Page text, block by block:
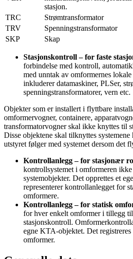
stasjon.
TRC
Strømtransformator
TRV
Spenningstransformator
SKP
Skap
Stasjonskontroll – for faste
forbindelse med kontroll,
med unntak av omformernes
inkluderer datamaskiner, PLSer,
spenningstransformatorer, vern etc.
Objekter som er installert i flyttbare
omformervogner, containere,
transformatorvogner skal ikke knyttes til
Disse objektene skal tilknyttes
utstyret følger med systemet dersom det
Kontrollanlegg – for stasjonær
kontrollsystemet i omformeren
systemobjekter. Det opprettes et
representerer kontrollanlegget for
omformere.
Kontrollanlegg – for statisk
for hver enkelt omformer i tillegg
stasjonskontroll.
egne KTA-objektet. Det
omformer.